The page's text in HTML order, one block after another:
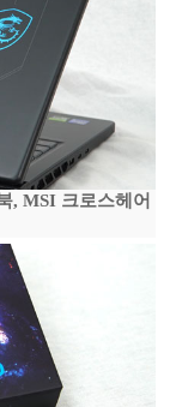
, MSI 크로스헤어